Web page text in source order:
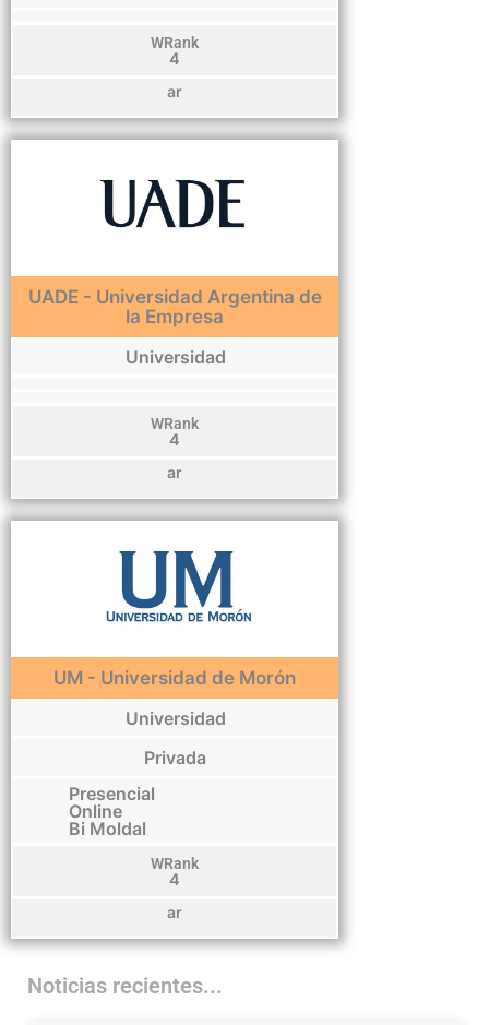
WRank
4
ar
UADE - Universidad Argentina de
la Empresa
Universidad
WRank
4
ar
UM - Universidad de Morón
Universidad
Privada
Presencial
Online
Bi Moldal
WRank
4
ar
Noticias recientes...